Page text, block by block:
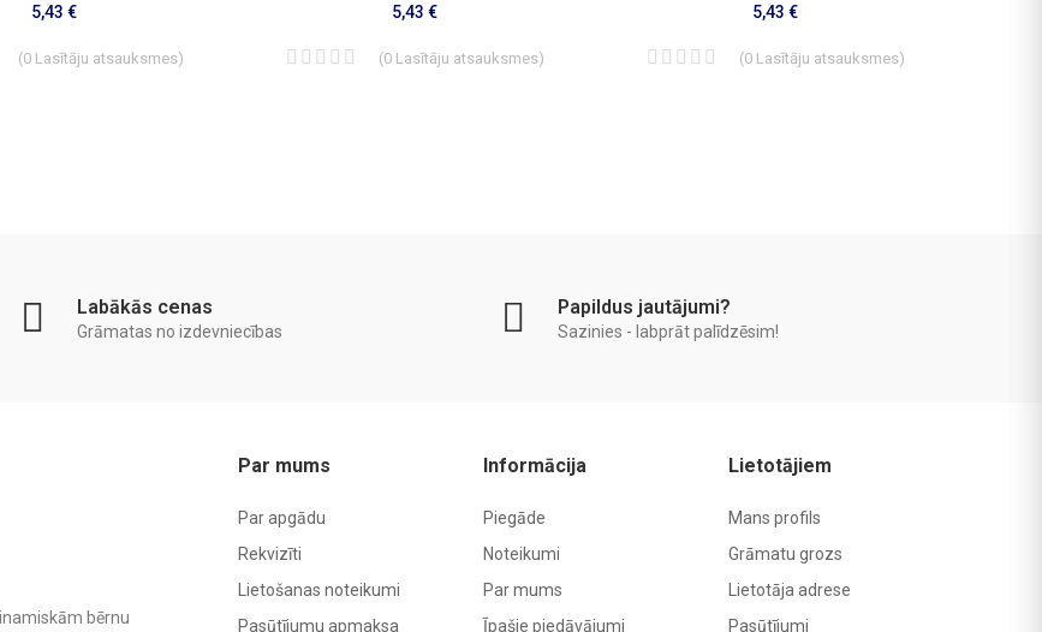
5,43 €
(0Lasītāju atsauksmes)
5,43 €
(0Lasītāju atsauksmes)
5,43 €
(0Lasītāju atsauksmes)
Labākās cenas
Grāmatas no izdevniecības
Papildus jautājumi?
Sazinies - labprāt palīdzēsim!
bērnu
Par mums
Par apgādu
Rekvizīti
Lietošanas noteikumi
Pasūtījumu apmaksa
Informācija
Piegāde
Noteikumi
Par mums
Īpašie piedāvājumi
Lietotājiem
Mans profils
Grāmatu grozs
Lietotāja adrese
Pasūtījumi